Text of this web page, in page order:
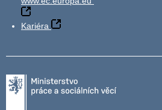
Kariéra